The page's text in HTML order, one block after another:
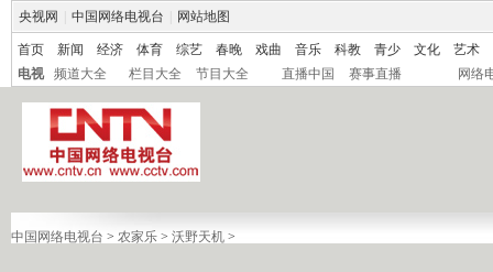
央视网 中国网络电视台 网站地图
首页 新闻 经济 体育 综艺 春晚 戏曲 音乐 科教 青少 文化
艺术
电视
频道大全 栏目大全 节目大全 直播中国 赛事直播 网络
中国网络电视台 > 农家乐 > 沃野天机 >